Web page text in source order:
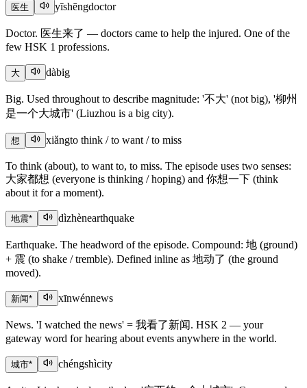
医生 yīshēngdoctor
Doctor. 医生来了 — doctors came to help the injured. One of the
few HSK 1 professions.
大 dàbig
Big. Used throughout to describe magnitude: '不大' (not big), '柳州
是一个大城市' (Liuzhou is a big city).
想 xiǎngto think / to want / to miss
To think (about), to want to, to miss. The episode uses two senses:
大家都想 (everyone is thinking / hoping) and 你想一下 (think
about it for a moment).
地震* dìzhènearthquake
Earthquake. The headword of the episode. Compound: 地 (ground)
+ 震 (to shake / tremble). Defined inline as 地动了 (the ground
moved).
新闻* xīnwénnews
News. 'I watched the news' = 我看了新闻. HSK 2 — your
gateway word for hearing about events anywhere in the world.
城市* chéngshìcity